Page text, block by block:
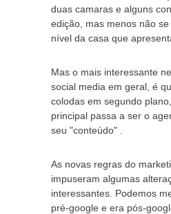
duas camaras e alguns
edição, mas menos não
nível da casa que
Mas o mais interessante
social media em geral, é
colodas em segundo
principal passa a ser o
seu "conteúdo" .
As novas regras do
impuseram algumas
interessantes. Podemos
pré-google e era pós-